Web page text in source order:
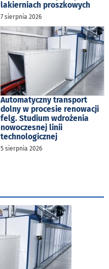
lakierniach proszkowych
7 sierpnia 2026
Automatyczny transport
dolny w procesie renowacji
felg. Studium wdrożenia
nowoczesnej linii
technologicznej
5 sierpnia 2026